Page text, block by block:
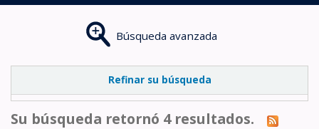
Búsqueda avanzada
Refinar su búsqueda
Su búsqueda retornó 4 resultados.